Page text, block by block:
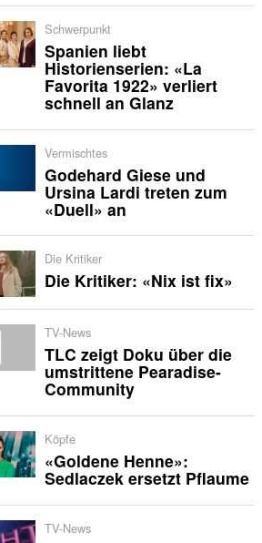
Schwerpunkt
Spanien liebt
Historienserien: «La
Favorita 1922» verliert
schnell an Glanz
Vermischtes
Godehard Giese und
Ursina Lardi treten zum
«Duell» an
Die Kritiker
Die Kritiker: «Nix ist fix»
TV-News
TLC zeigt Doku über die
umstrittene Pearadise-
Community
Köpfe
«Goldene Henne»:
Sedlaczek ersetzt Pflaume
TV-News